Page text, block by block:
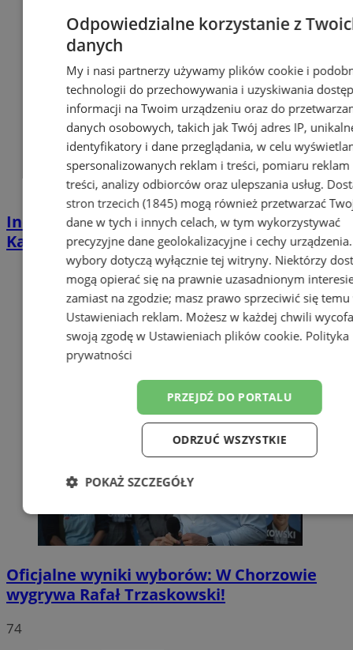
Industrialna podróż przez Chorzów i
Katowice. Nadchodzi HUTBANA 2026
Oficjalne wyniki wyborów: W Chorzowie
wygrywa Rafał Trzaskowski!
74
Odpowiedzialne korzystanie z
danych
My i nasi partnerzy używamy plików cookie i
technologii do przechowywania i uzyskiwania
informacji na Twoim urządzeniu oraz do
danych osobowych, takich jak Twój adres IP,
identyfikatory i dane przeglądania, w celu
spersonalizowanych reklam i treści, pomiaru reklam
treści, analizy odbiorców oraz ulepszania usług.
stron trzecich (1845)mogą również przetwarzać
dane w tych i innych celach, w tym wykorzystywać
precyzyjne dane geolokalizacyjne i cechy
wybory dotyczą wyłącznie tej witryny. Niektórzy
mogą opierać się na prawnie uzasadnionym
zamiast na zgodzie; masz prawo sprzeciwić się temu
Ustawieniach reklam. Możesz w każdej chwili
swoją zgodę w Ustawieniach plików cookie. Polityka
prywatności
PRZEJDŹ DO PORTALU
ODRZUĆ WSZYSTKIE
POKAŻ SZCZEGÓŁY
Niezbędne Wydajność
Funkcjonalność